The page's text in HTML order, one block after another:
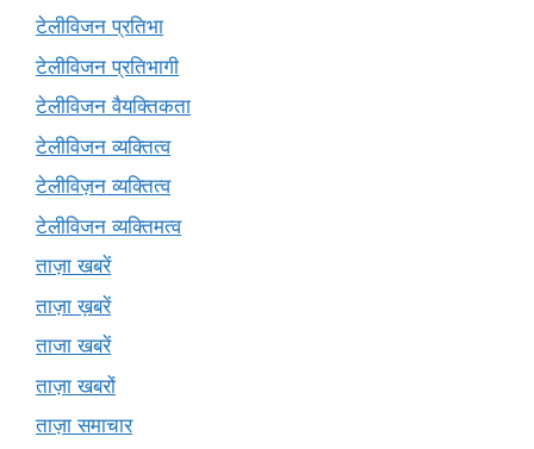
टेलीविजन प्रतिभा
टेलीविजन प्रतिभागी
टेलीविजन वैयक्तिकता
टेलीविजन व्यक्तित्व
टेलीविज़न व्यक्तित्व
टेलीविजन व्यक्तिमत्व
ताज़ा खबरें
ताज़ा ख़बरें
ताजा खबरें
ताज़ा खबरों
ताज़ा समाचार